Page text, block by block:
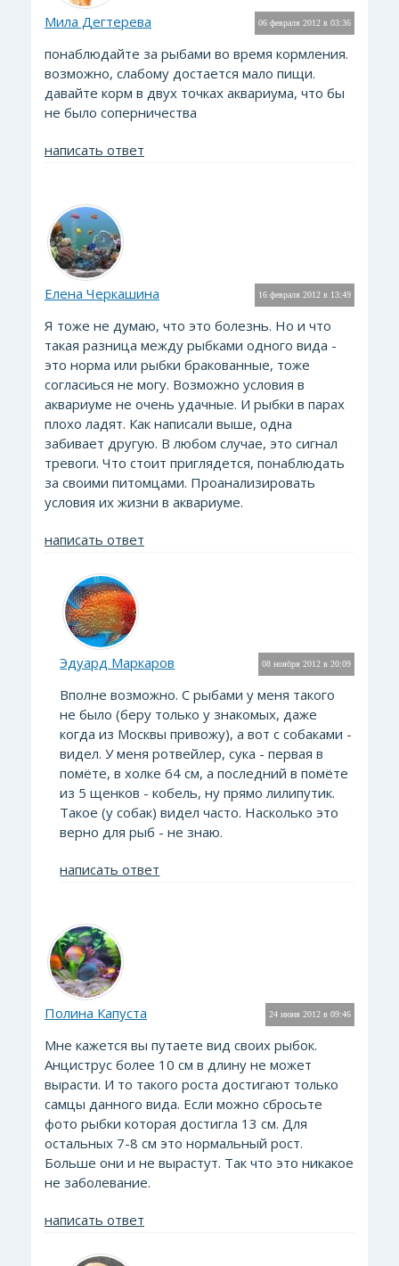
06 февраля 2012 в 03:36
Мила Дегтерева
понаблюдайте за рыбами во время кормления.
возможно, слабому достается мало пищи.
давайте корм в двух точках аквариума, что бы
не было соперничества
написать ответ
16 февраля 2012 в 13:49
Елена Черкашина
Я тоже не думаю, что это болезнь. Но и что
такая разница между рыбками одного вида -
это норма или рыбки бракованные, тоже
согласиься не могу. Возможно условия в
аквариуме не очень удачные. И рыбки в парах
плохо ладят. Как написали выше, одна
забивает другую. В любом случае, это сигнал
тревоги. Что стоит приглядется, понаблюдать
за своими питомцами. Проанализировать
условия их жизни в аквариуме.
написать ответ
08 ноября 2012 в 20:09
Эдуард Маркаров
Вполне возможно. С рыбами у меня такого
не было (беру только у знакомых, даже
когда из Москвы привожу), а вот с собаками -
видел. У меня ротвейлер, сука - первая в
помёте, в холке 64 см, а последний в помёте
из 5 щенков - кобель, ну прямо лилипутик.
Такое (у собак) видел часто. Насколько это
верно для рыб - не знаю.
написать ответ
24 июня 2012 в 09:46
Полина Капуста
Мне кажется вы путаете вид своих рыбок.
Анциструс более 10 см в длину не может
вырасти. И то такого роста достигают только
самцы данного вида. Если можно сбросьте
фото рыбки которая достигла 13 см. Для
остальных 7-8 см это нормальный рост.
Больше они и не вырастут. Так что это никакое
не заболевание.
написать ответ